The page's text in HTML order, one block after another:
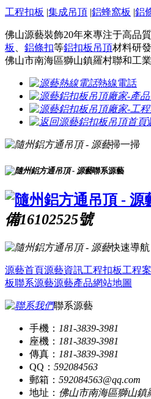
工程扣板 |集成吊頂 |鋁蜂窩板 |鋁
佛山源藝裝飾20年來專注于高品
板
鋁條扣等鋁扣板吊頂材料研
佛山市南海區獅山鎮羅村聯和工
熱線電話
掃一掃
聯系源藝
備16102525號
快速導航
源藝首頁源藝資訊工程扣板工程
板聯系源藝源藝產品網站地圖
聯系源藝
手機： 181-3839-3981
座機： 181-3839-3981
傳真： 181-3839-3981
QQ： 592084563
郵箱： 592084563@qq.com
地址： 佛山市南海區獅山鎮